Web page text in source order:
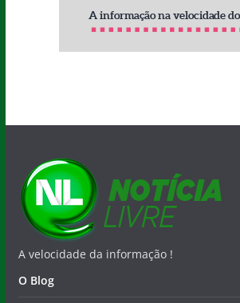
A velocidade da informação !
O Blog